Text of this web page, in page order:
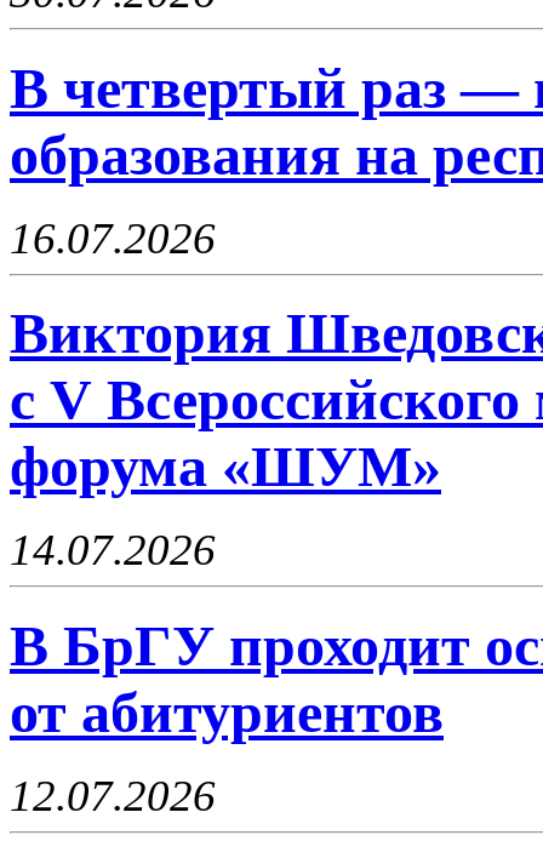
В четвертый раз —
образования на
16.07.2026
Виктория
с V
форума «ШУМ»
14.07.2026
В БрГУ проходит
от абитуриентов
12.07.2026